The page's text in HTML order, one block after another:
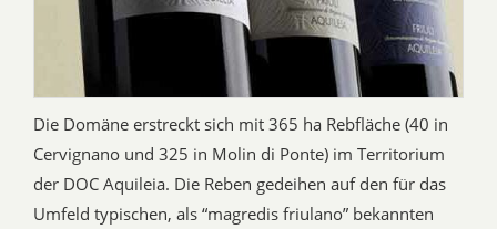
Die Domäne erstreckt sich mit 365 ha Rebfläche (40 in
Cervignano und 325 in Molin di Ponte) im Territorium
der DOC Aquileia. Die Reben gedeihen auf den für das
Umfeld typischen, als “magredis friulano” bekannten